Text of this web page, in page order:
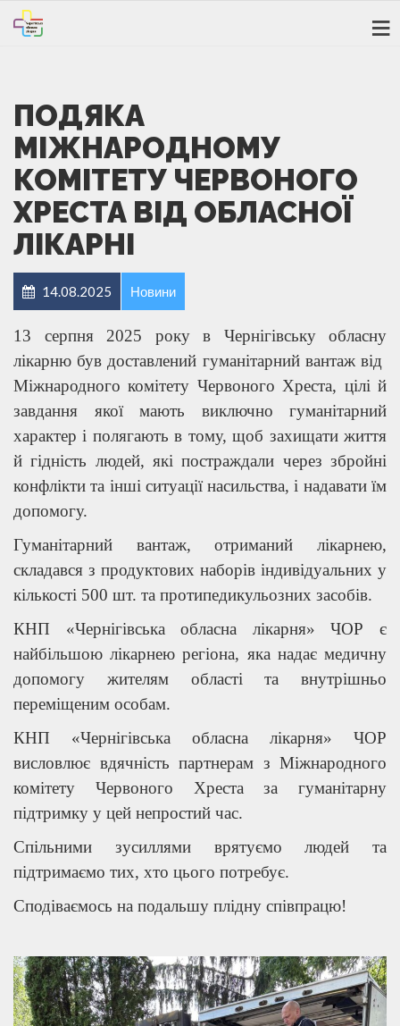
ПОДЯКА
МІЖНАРОДНОМУ
КОМІТЕТУ ЧЕРВОНОГО
ХРЕСТА ВІД ОБЛАСНОЇ
ЛІКАРНІ
14.08.2025 Новини
13 серпня 2025 року в Чернігівську обласну
лікарню був доставлений гуманітарний вантаж від
Міжнародного комітету Червоного Хреста, цілі й
завдання якої мають виключно гуманітарний
характер і полягають в тому, щоб захищати життя
й гідність людей, які постраждали через збройні
конфлікти та інші ситуації насильства, і надавати їм
допомогу.
Гуманітарний вантаж, отриманий лікарнею,
складався з продуктових наборів індивідуальних у
кількості 500 шт. та протипедикульозних засобів.
КНП «Чернігівська обласна лікарня» ЧОР є
найбільшою лікарнею регіона, яка надає медичну
допомогу жителям області та внутрішньо
переміщеним особам.
КНП «Чернігівська обласна лікарня» ЧОР
висловлює вдячність партнерам з Міжнародного
комітету Червоного Хреста за гуманітарну
підтримку у цей непростий час.
Спільними зусиллями врятуємо людей та
підтримаємо тих, хто цього потребує.
Сподіваємось на подальшу плідну співпрацю!